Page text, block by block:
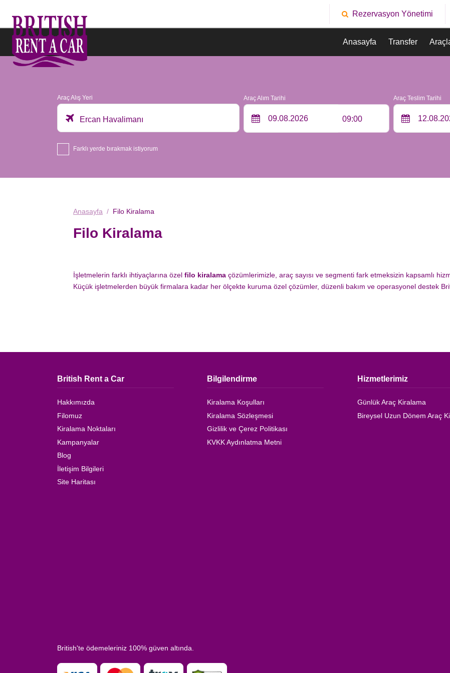
Rezervasyon Yönetimi
Anasayfa Transfer
Araç Alış Yeri
Ercan Havalimanı
Farklı yerde bırakmak istiyorum
Araç Alım Tarihi
09:00
Araç Teslim Tarihi
Anasayfa Filo Kiralama
Filo Kiralama
İşletmelerin farklı ihtiyaçlarına özel filo kiralama çözümlerimizle, araç sayısı ve segmenti fark etmeksizin kapsamlı
Küçük işletmelerden büyük firmalara kadar her ölçekte kuruma özel çözümler, düzenli bakım ve operasyonel destek
British Rent a Car
Hakkımızda
Filomuz
Kiralama Noktaları
Kampanyalar
Blog
İletişim Bilgileri
Site Haritası
Bilgilendirme
Kiralama Koşulları
Kiralama Sözleşmesi
Gizlilik ve Çerez Politikası
KVKK Aydınlatma Metni
Hizmetlerimiz
Günlük Araç Kiralama
Bireysel Uzun Dönem Araç
British'te ödemeleriniz 100% güven altında.